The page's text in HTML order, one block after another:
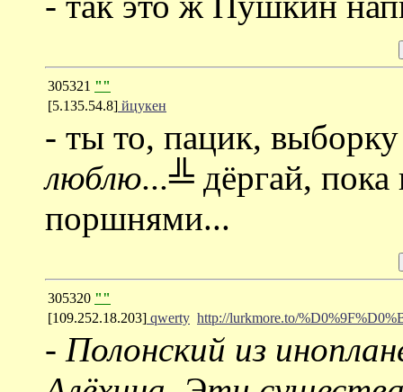
305321 ""
[5.135.54.8] йцукен
- ты то, пацик,
люблю...╩ дёргай,
поршнями...
305320 ""
[109.252.18.203] qwerty http://lurkmore.to/
- Полонский из